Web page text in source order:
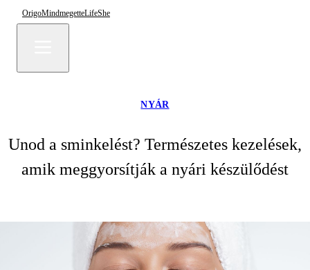
OrigoMindmegetteLifeShe
NYÁR
Unod a sminkelést? Természetes kezelések,
amik meggyorsítják a nyári készülődést